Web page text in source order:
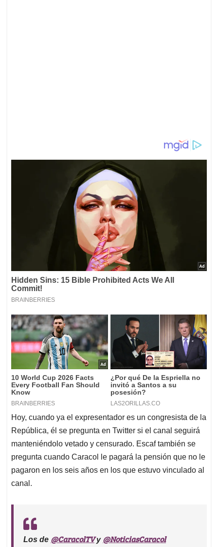
Hoy, cuando ya el expresentador es un congresista de la
República, él se pregunta en Twitter si el canal seguirá
manteniéndolo vetado y censurado. Escaf también se
pregunta cuando Caracol le pagará la pensión que no le
pagaron en los seis años en los que estuvo vinculado al
canal.
Los de @CaracolTVy @NoticiasCaracol